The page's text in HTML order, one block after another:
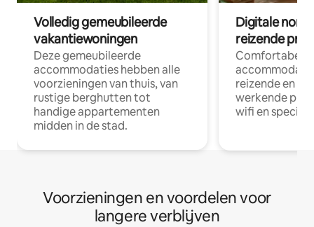
Volledig gemeubileerde
vakantiewoningen
Deze gemeubileerde
accommodaties hebben alle
voorzieningen van thuis, van
rustige berghutten tot
handige appartementen
midden in de stad.
Digitale
reizende
Comfortabele
reizende en
werkende
wifi en
Voorzieningen en voordelen voor
langere verblijven